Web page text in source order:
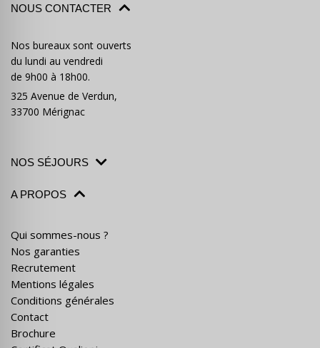
NOUS CONTACTER
Nos bureaux sont ouverts
du lundi au vendredi
de 9h00 à 18h00.
325 Avenue de Verdun,
33700 Mérignac
NOS SÉJOURS
A PROPOS
Qui sommes-nous ?
Nos garanties
Recrutement
Mentions légales
Conditions générales
Contact
Brochure